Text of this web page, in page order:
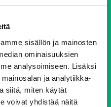
sisällön ja mainosten
ominaisuuksien
analysoimiseen. Lisäksi
ja analytiikka-
siitä, miten käytät
voivat yhdistää näitä
17-19